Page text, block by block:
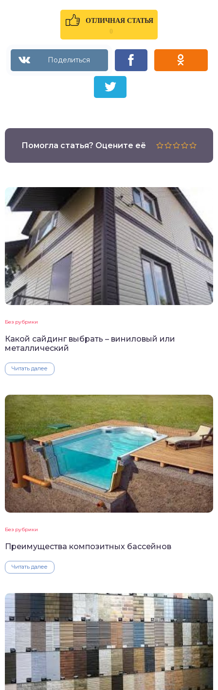
ОТЛИЧНАЯ СТАТЬЯ
0
Помогла статья? Оцените её
Без рубрики
Какой сайдинг выбрать – виниловый или
металлический
Читать далее
Без рубрики
Преимущества композитных бассейнов
Читать далее